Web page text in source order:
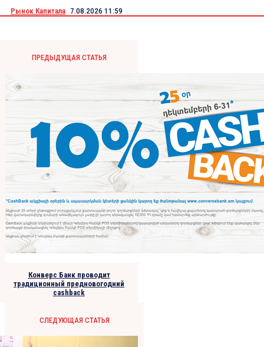
Рынок Капитала 7.08.2026 11:59
ПРЕДЫДУЩАЯ СТАТЬЯ
Конверс Банк проводит
традиционный предновогодний
cashback
СЛЕДУЮЩАЯ СТАТЬЯ